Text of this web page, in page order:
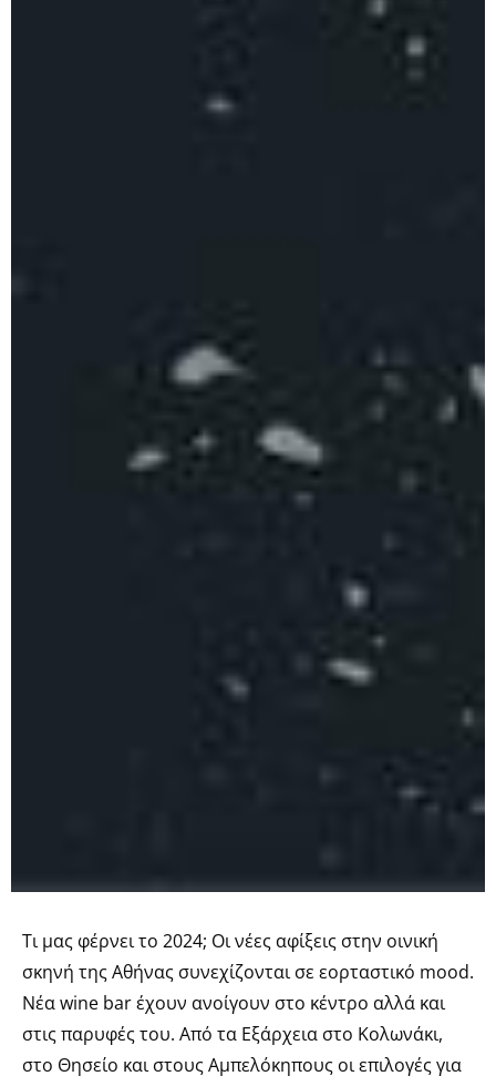
Τι μας φέρνει το 2024; Οι νέες αφίξεις στην οινική
σκηνή της Αθήνας συνεχίζονται σε εορταστικό mood.
Νέα wine bar έχουν ανοίγουν στο κέντρο αλλά και
στις παρυφές του. Από τα Εξάρχεια στο Κολωνάκι,
στο Θησείο και στους Αμπελόκηπους οι επιλογές για